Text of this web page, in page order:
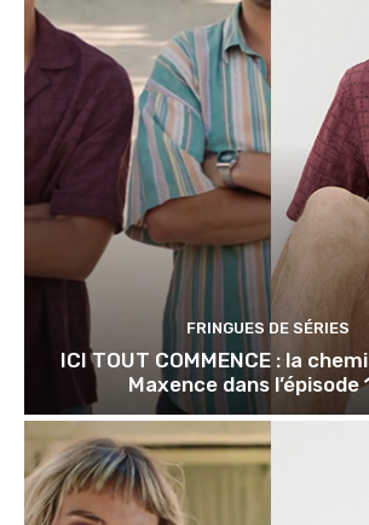
FRINGUES DE SÉRIES
ICI TOUT COMMENCE : la
Maxence dans l’épisode